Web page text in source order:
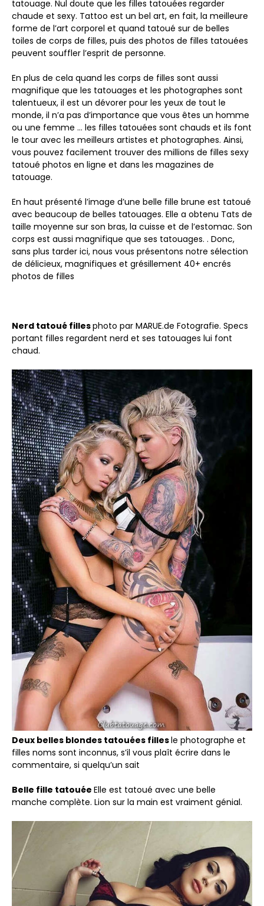
tatouage. Nul doute que les filles tatouées regarder
chaude et sexy. Tattoo est un bel art, en fait, la meilleure
forme de l’art corporel et quand tatoué sur de belles
toiles de corps de filles, puis des photos de filles tatouées
peuvent souffler l’esprit de personne.
En plus de cela quand les corps de filles sont aussi
magnifique que les tatouages et les photographes sont
talentueux, il est un dévorer pour les yeux de tout le
monde, il n’a pas d’importance que vous êtes un homme
ou une femme … les filles tatouées sont chauds et ils font
le tour avec les meilleurs artistes et photographes. Ainsi,
vous pouvez facilement trouver des millions de filles sexy
tatoué photos en ligne et dans les magazines de
tatouage.
En haut présenté l’image d’une belle fille brune est tatoué
avec beaucoup de belles tatouages. Elle a obtenu Tats de
taille moyenne sur son bras, la cuisse et de l’estomac. Son
corps est aussi magnifique que ses tatouages. . Donc,
sans plus tarder ici, nous vous présentons notre sélection
de délicieux, magnifiques et grésillement 40+ encrés
photos de filles
Nerd tatoué fillesphoto par MARUE.de Fotografie. Specs
portant filles regardent nerd et ses tatouages lui font
chaud.
Deux belles blondes tatouées fillesle photographe et
filles noms sont inconnus, s’il vous plaît écrire dans le
commentaire, si quelqu’un sait
Belle fille tatouée Elle est tatoué avec une belle
manche complète. Lion sur la main est vraiment génial.